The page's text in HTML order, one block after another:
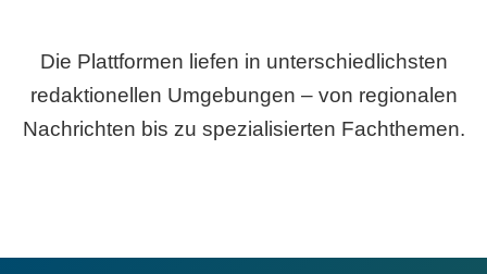
Die Plattformen liefen in unterschiedlichsten
redaktionellen Umgebungen – von regionalen
Nachrichten bis zu spezialisierten Fachthemen.